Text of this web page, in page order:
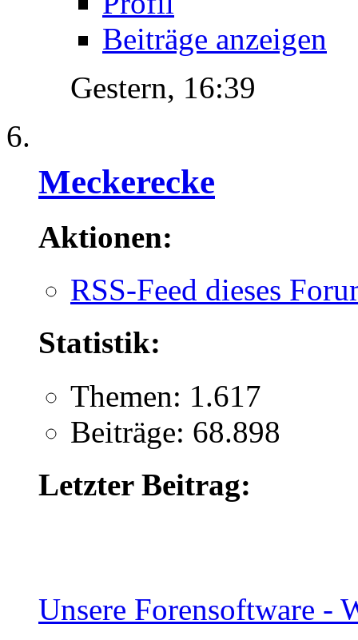
Beiträge anzeigen
Gestern, 16:39
Meckerecke
Aktionen:
RSS-Feed dieses
Statistik:
Themen: 1.617
Beiträge: 68.898
Letzter Beitrag:
Unsere Forensoftware -